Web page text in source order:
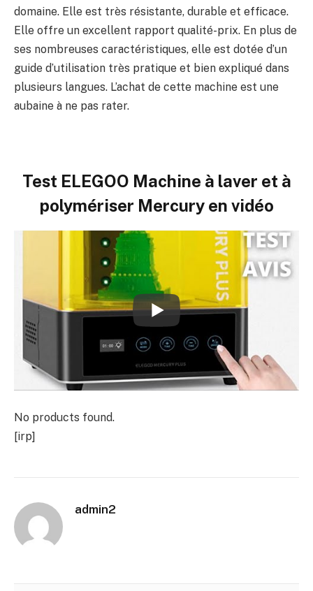
domaine. Elle est très résistante, durable et efficace.
Elle offre un excellent rapport qualité-prix. En plus de
ses nombreuses caractéristiques, elle est dotée d’un
guide d’utilisation très pratique et bien expliqué dans
plusieurs langues. L’achat de cette machine est une
aubaine à ne pas rater.
Test ELEGOO Machine à laver et à
polymériser Mercury en vidéo
No products found.
[irp]
admin2